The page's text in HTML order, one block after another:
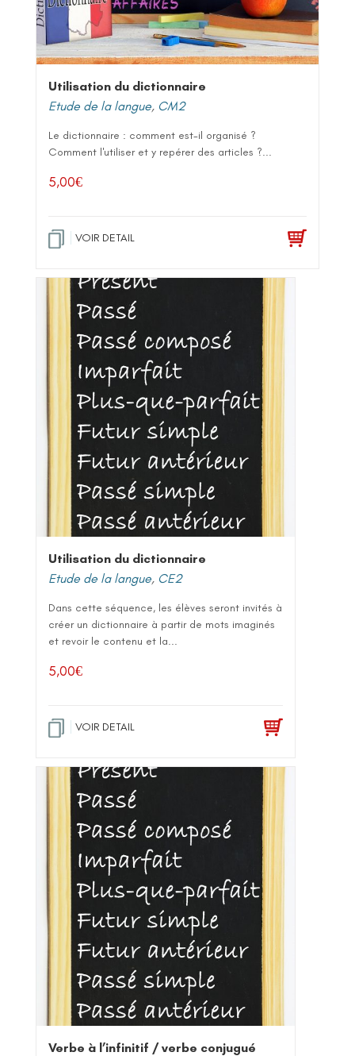
Utilisation du dictionnaire
Etude de la langue, CM2
Le dictionnaire : comment est-il organisé ?
Comment l'utiliser et y repérer des articles ?...
5,00€
VOIR DETAIL
Utilisation du dictionnaire
Etude de la langue, CE2
Dans cette séquence, les élèves seront invités à
créer un dictionnaire à partir de mots imaginés
et revoir le contenu et la...
5,00€
VOIR DETAIL
Verbe à l’infinitif / verbe conjugué